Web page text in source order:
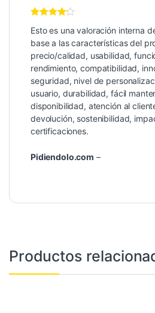
Interna4
de 5
Esto es una valoración interna
base a las características del
precio/calidad, usabilidad,
rendimiento, compatibilidad,
seguridad, nivel de
usuario, durabilidad, fácil
disponibilidad, atención al
devolución, sostenibilidad,
certificaciones.
Pidiendolo.com –
Productos